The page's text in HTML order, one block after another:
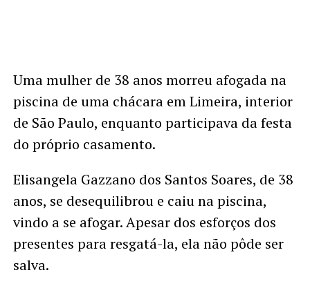
Uma mulher de 38 anos morreu afogada na
piscina de uma chácara em Limeira, interior
de São Paulo, enquanto participava da festa
do próprio casamento.
Elisangela Gazzano dos Santos Soares, de 38
anos, se desequilibrou e caiu na piscina,
vindo a se afogar. Apesar dos esforços dos
presentes para resgatá-la, ela não pôde ser
salva.